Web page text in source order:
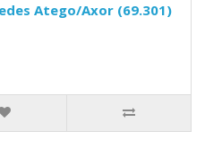
Atego/Axor (69.301)